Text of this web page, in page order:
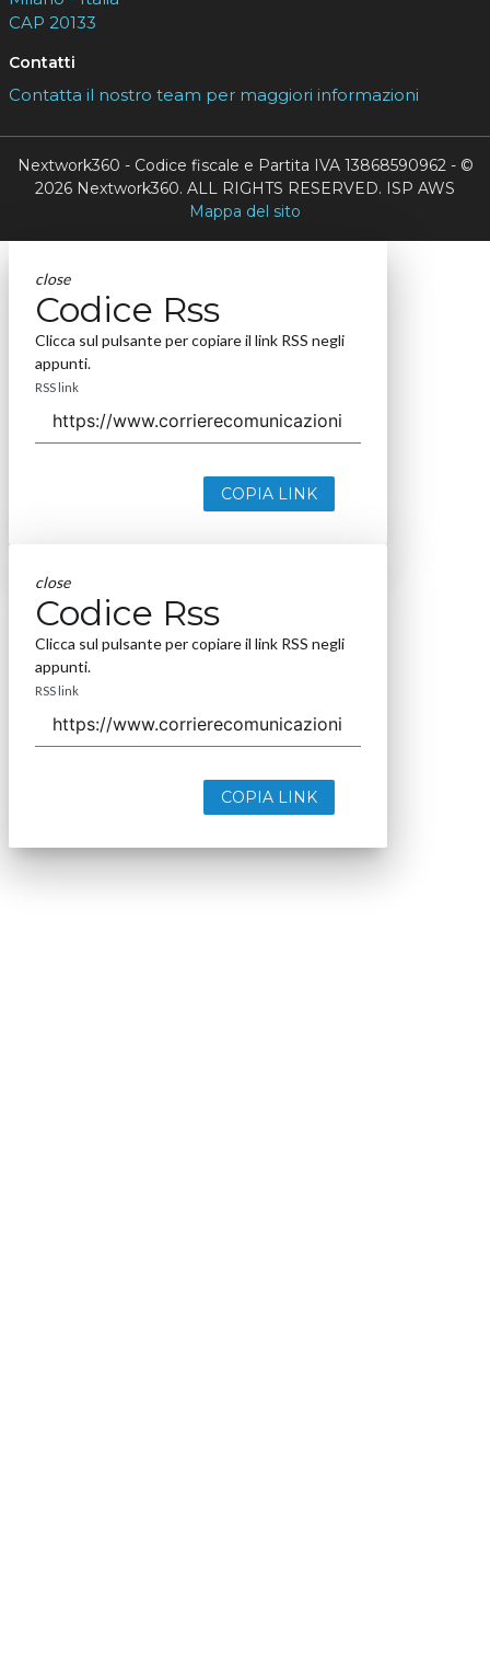
CAP 20133
Contatti
Contatta il nostro team per maggiori informazioni
Nextwork360 - Codice fiscale e Partita IVA 13868590962 - ©
2026 Nextwork360. ALL RIGHTS RESERVED. ISP AWS
Mappa del sito
close
Codice Rss
Clicca sul pulsante per copiare il link RSS negli
appunti.
RSS link
COPIA LINK
close
Codice Rss
Clicca sul pulsante per copiare il link RSS negli
appunti.
RSS link
COPIA LINK